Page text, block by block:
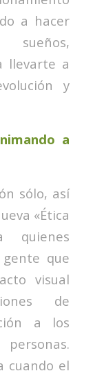
a hacer
llevarte a
y
a
sólo, así
«Ética
quienes
que
visual
de
a los
cuando el